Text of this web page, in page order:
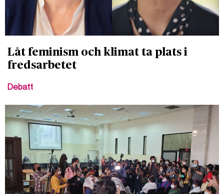
Låt feminism och klimat ta plats i
fredsarbetet
Debatt